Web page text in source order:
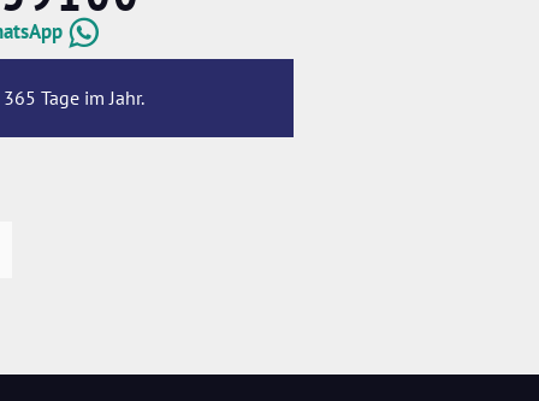
Tage im Jahr.